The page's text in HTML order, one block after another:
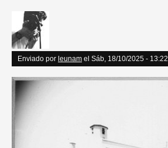
Enviado por leunam el Sáb, 18/10/2025 - 13:22